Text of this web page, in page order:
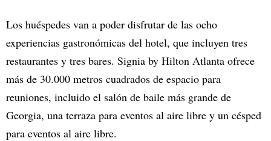
Los huéspedes van a poder disfrutar de las ocho
experiencias gastronómicas del hotel, que incluyen tres
restaurantes y tres bares. Signia by Hilton Atlanta ofrece
más de 30.000 metros cuadrados de espacio para
reuniones, incluido el salón de baile más grande de
Georgia, una terraza para eventos al aire libre y un césped
para eventos al aire libre.